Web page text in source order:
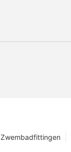
Zwembadfittingen